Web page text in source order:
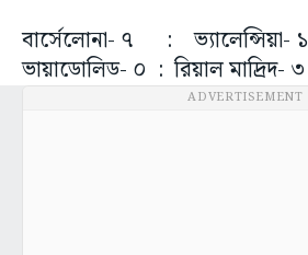
বার্সেলোনা- ৭ : ভ্যালেন্সিয়া- ১
ভায়াডোলিড- ০ : রিয়াল মাদ্রিদ- ৩
ADVERTISEMENT